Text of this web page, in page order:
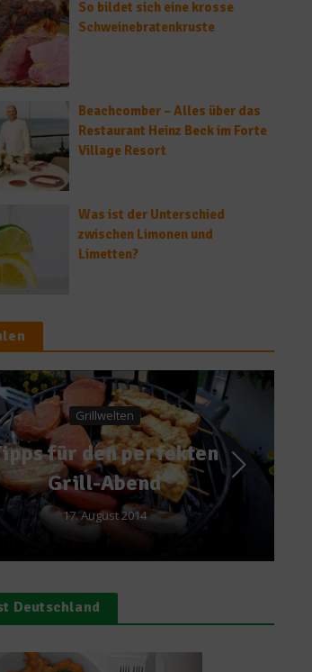
So bildet sich eine krosse
Schweinebratenkruste
Beachcomber – Alles über das
Restaurant Heinz Beck im Forte
Village Resort
Was ist der Unterschied
zwischen Limonen und
Limetten?
Gastköche
Ikarus
5. November 2015
Deutschland